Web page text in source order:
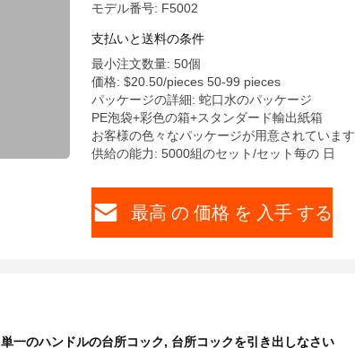
モデル番号: F5002
支払いと送料の条件
最小注文数量: 50個
価格: $20.50/pieces 50-99 pieces
パッケージの詳細: 蛇口水のパッケージ
PE泡袋+彩色の箱+スタンダード輸出紙箱
お客様の色々なパッケージが用意されています.
供給の能力: 5000組のセット/セット每の 日
最高 の 価格 を 入手 する
単一のハンドルの台所コック, 台所コックを引き出しなさい